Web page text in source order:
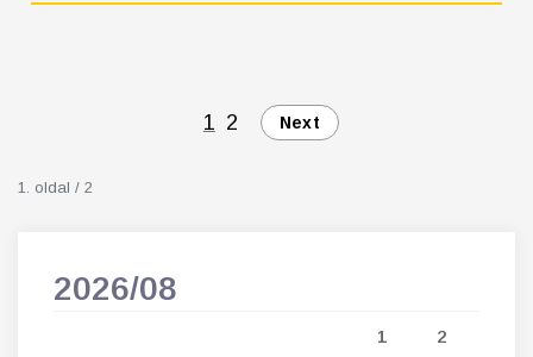
1 2 Next
1. oldal / 2
2026/08
1 2